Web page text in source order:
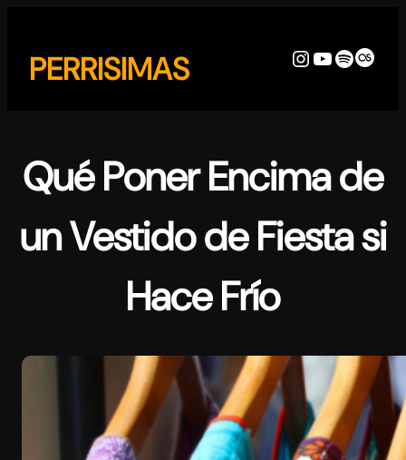
content
PERRISIMAS Instagram
YouTube
Spotify
Qué Poner Encima de
un Vestido de Fiesta si
Hace Frío